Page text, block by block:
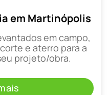
em Martinópolis
em campo,
e aterro para a
projeto/obra.